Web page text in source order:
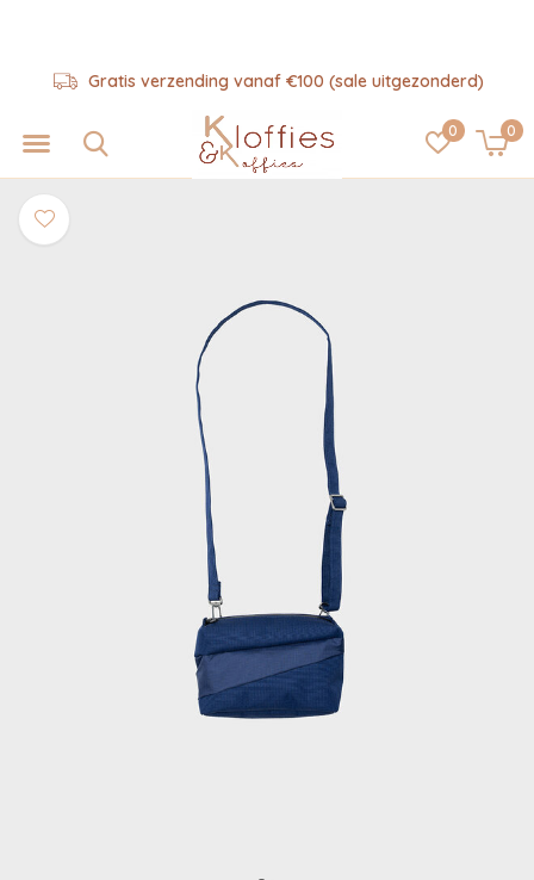
0 0
Gratis verzending vanaf €100 (sale uitgezonderd)